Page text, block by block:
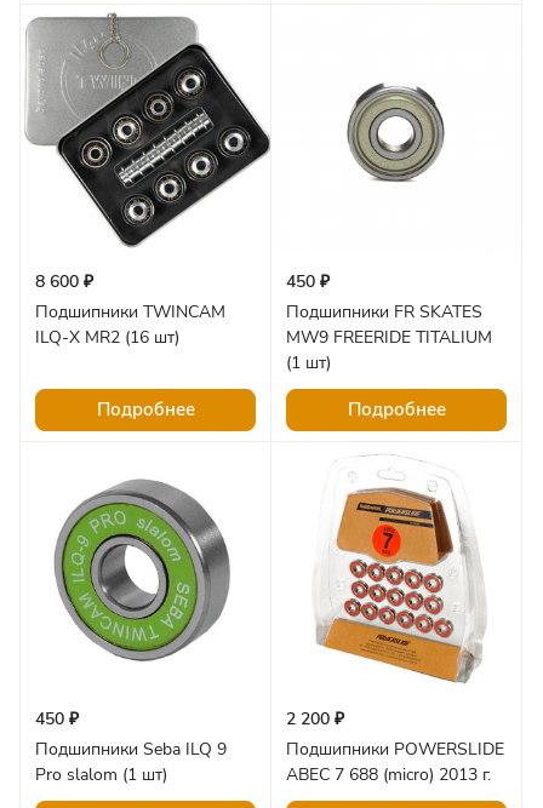
8 600 ₽
Подшипники TWINCAM
ILQ-X MR2 (16 шт)
Подробнее
450 ₽
Подшипники FR SKATES
MW9 FREERIDE TITALIUM
(1 шт)
Подробнее
450 ₽
Подшипники Seba ILQ 9
Pro slalom (1 шт)
2 200 ₽
Подшипники POWERSLIDE
ABEC 7 688 (micro) 2013 г.